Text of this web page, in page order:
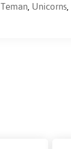
Teman, Unicorns,